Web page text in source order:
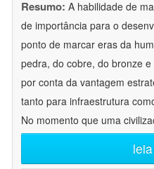
Resumo: A habilidade de
de importância para o
ponto de marcar eras da
pedra, do cobre, do bronze
por conta da vantagem
tanto para infraestrutura
No momento que uma